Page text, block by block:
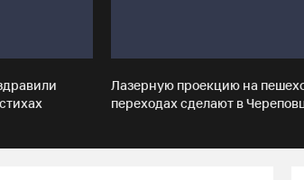
Лазерную проекцию на
переходах сделают в